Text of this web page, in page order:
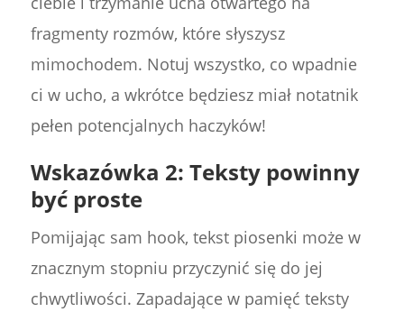
fragmenty rozmów, które słyszysz
mimochodem. Notuj wszystko, co wpadnie
ci w ucho, a wkrótce będziesz miał notatnik
pełen potencjalnych haczyków!
Wskazówka 2: Teksty powinny
być proste
Pomijając sam hook, tekst piosenki może w
znacznym stopniu przyczynić się do jej
chwytliwości. Zapadające w pamięć teksty